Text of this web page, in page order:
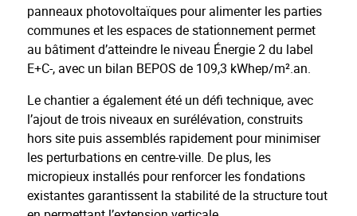
panneaux photovoltaïques pour alimenter les parties
communes et les espaces de stationnement permet
au bâtiment d’atteindre le niveau Énergie 2 du label
E+C-, avec un bilan BEPOS de 109,3 kWhep/m².an.
Le chantier a également été un défi technique, avec
l’ajout de trois niveaux en surélévation, construits
hors site puis assemblés rapidement pour minimiser
les perturbations en centre-ville. De plus, les
micropieux installés pour renforcer les fondations
existantes garantissent la stabilité de la structure tout